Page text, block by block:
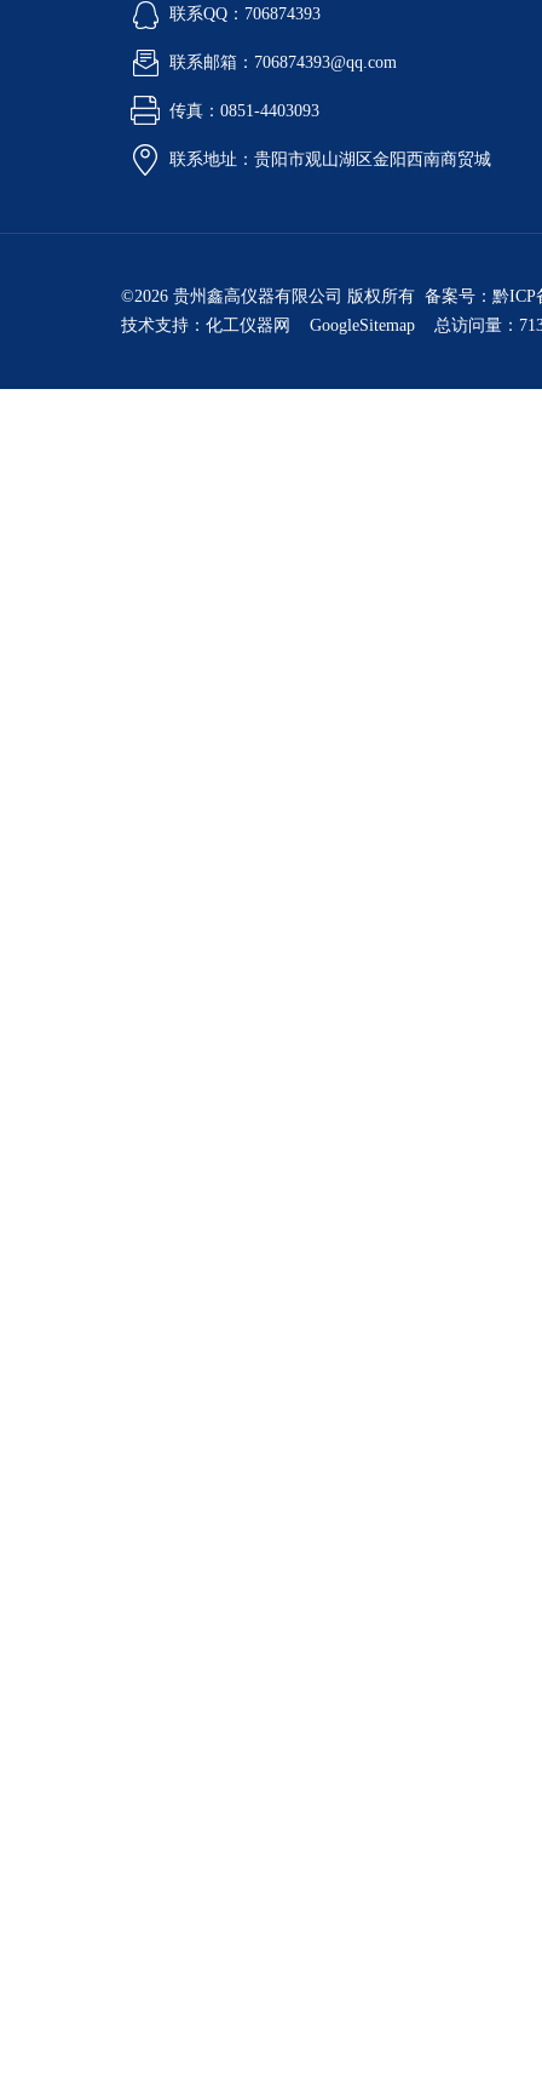
联系QQ：706874393
联系邮箱：706874393@qq.com
传真：0851-4403093
联系地址：贵阳市观山湖区金阳西南商贸城
©2026 贵州鑫高仪器有限公司 版权所有 备案号： 黔ICP
技术支持： 化工仪器网 GoogleSitemap 总访问量：